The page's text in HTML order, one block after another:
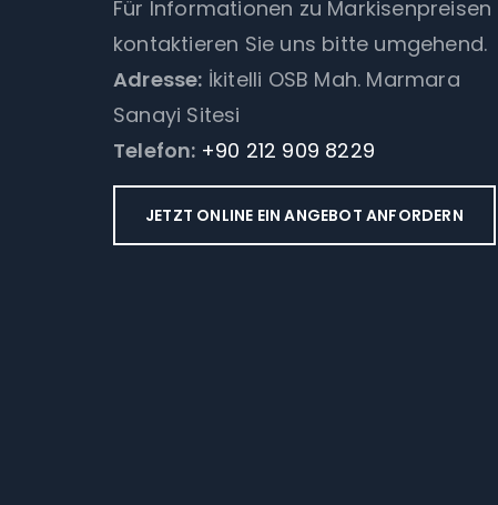
Für Informationen zu Markisenpreisen
kontaktieren Sie uns bitte umgehend.
Adresse: İkitelli OSB Mah. Marmara
Sanayi Sitesi
Telefon: +90 212 909 8229
JETZT ONLINE EIN ANGEBOT ANFORDERN